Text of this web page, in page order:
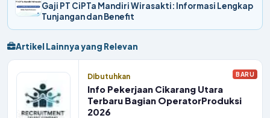
Gaji PT CiPTa Mandiri Wirasakti: Informasi Lengkap
Tunjangan dan Benefit
Artikel Lainnya yang Relevan
Dibutuhkan
Info Pekerjaan Cikarang Utara
Terbaru Bagian OperatorProduksi
2026
BARU